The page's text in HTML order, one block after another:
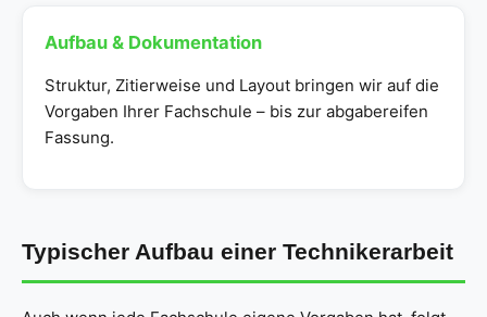
Aufbau & Dokumentation
Struktur, Zitierweise und Layout bringen wir auf die
Vorgaben Ihrer Fachschule – bis zur abgabereifen
Fassung.
Typischer Aufbau einer Technikerarbeit